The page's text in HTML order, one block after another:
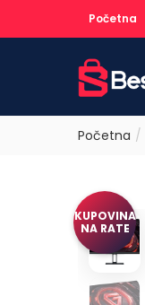
Početna
Početna
KUPOVINA
NA RATE